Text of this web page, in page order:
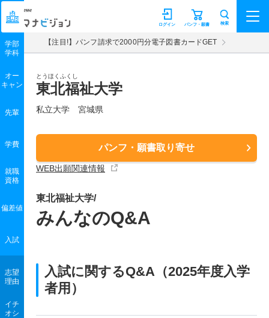
マナビジョン パンフ・願書
ログイン 検索
【注目!】パンフ請求で2000円分電子図書カードGET
とうほくふくし
東北福祉大学
私立大学 宮城県
パンフ・願書取り寄せ
WEB出願関連情報
学部
学科
オー
キャン
先輩
学費
就職
資格
偏差値
入試
志望
理由
イチ
オシ
東北福祉大学/
みんなのQ&A
入試に関するQ&A（2025年度入学
者用）